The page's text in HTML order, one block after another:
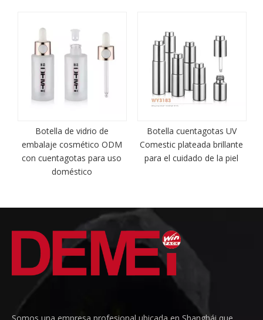
Botella de vidrio de
embalaje cosmético ODM
con cuentagotas para uso
doméstico
Botella cuentagotas UV
Comestic plateada brillante
para el cuidado de la piel